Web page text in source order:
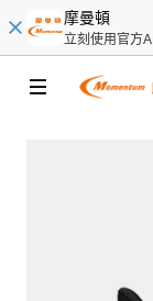
摩曼頓
立刻使用官方